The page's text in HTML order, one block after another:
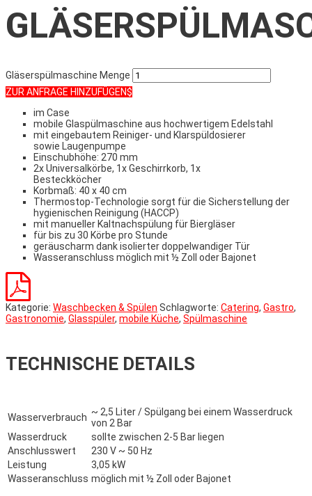
Gläserspülmaschine Menge
ZUR ANFRAGE HINZUFÜGEN
im Case
mobile Glaspülmaschine aus hochwertigem Edelstahl
mit eingebautem Reiniger- und Klarspüldosierer
sowie Laugenpumpe
Einschubhöhe: 270 mm
2x Universalkörbe, 1x Geschirrkorb, 1x
Besteckköcher
Korbmaß: 40 x 40 cm
Thermostop-Technologie sorgt für die Sicherstellung der
hygienischen Reinigung (HACCP)
mit manueller Kaltnachspülung für Biergläser
für bis zu 30 Körbe pro Stunde
geräuscharm dank isolierter doppelwandiger Tür
Wasseranschluss möglich mit ½ Zoll oder Bajonet
Kategorie: Waschbecken & Spülen Schlagworte: Catering, Gastro,
Gastronomie, Glasspüler, mobile Küche, Spülmaschine
TECHNISCHE DETAILS
Wasserverbrauch ~ 2,5 Liter / Spülgang bei einem Wasserdruck
von 2 Bar
Wasserdruck
sollte zwischen 2-5 Bar liegen
Anschlusswert
230 V ~ 50 Hz
Leistung
3,05 kW
Wasseranschluss möglich mit ½ Zoll oder Bajonet